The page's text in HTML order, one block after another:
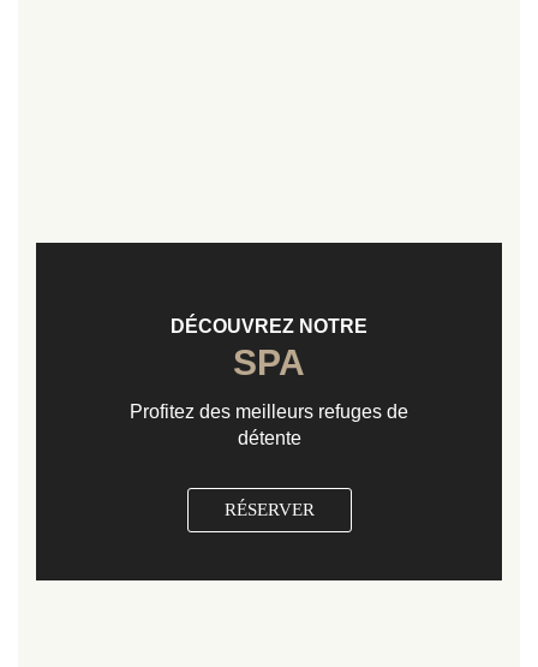
DÉCOUVREZ NOTRE
SPA
Profitez des meilleurs refuges de
détente
RÉSERVER